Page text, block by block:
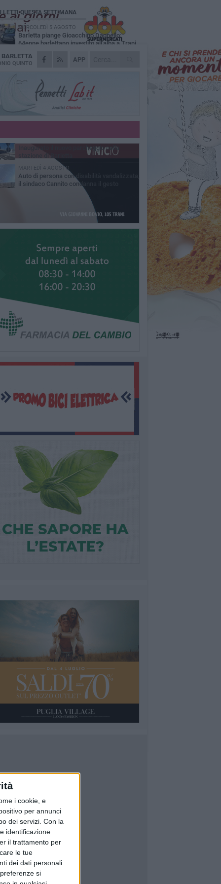
i cookie, e
per annunci
dei servizi. Con la
identificazione
il trattamento per
le tue
dei dati personali
si
APP
BARLETTA
QUINTO
LETTI QUESTA SETTIMANA
MERCOLEDÌ 5 AGOSTO
Barletta piange Gioacchino Dagnello:
64enne barlettano investito all'alba a Trani
GIOVEDÌ 6 AGOSTO
Il ricordo di "Cecco", il benzinaio col
dalla pensione»
MERCOLEDÌ 5 AGOSTO
Jova Summer Party, giovedì mattina
sopralluogo nell'area dell'evento
DOMENICA 2 AGOSTO
Beni confiscati alla mafia. Nasce il servizio
VENERDÌ 31 LUGLIO
Inaugurato il nuovo parcheggio nella
MARTEDÌ 4 AGOSTO
Auto di persona con disabilità vandalizzata,
il sindaco Cannito condanna il gesto